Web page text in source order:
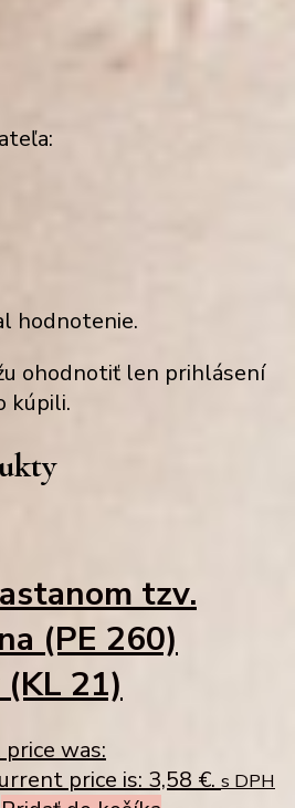
hodnotenie.
ohodnotiť len prihlásení
kúpili.
tzv.
(PE 260)
21)
was:
price is: 3,58 €. s DPH